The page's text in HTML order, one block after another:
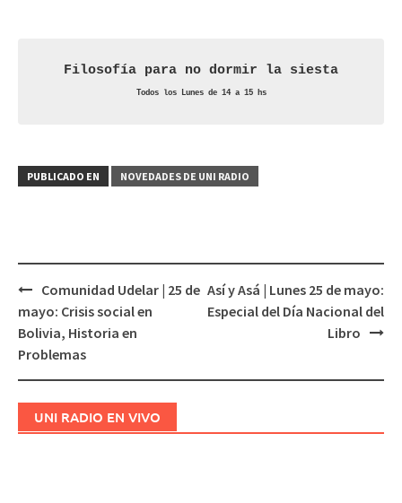
Todos los Lunes de 14 a 15 hs
PUBLICADO EN NOVEDADES DE UNI RADIO
Navegación
de
entradas
Comunidad Udelar | 25 de
mayo: Crisis social en
Bolivia, Historia en
Problemas
Así y Asá | Lunes 25 de mayo:
Especial del Día Nacional del
Libro
UNI RADIO EN VIVO